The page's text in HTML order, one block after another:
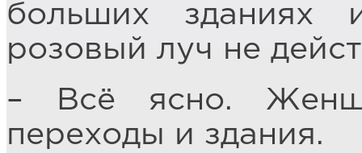
больших зданиях
розовый луч не
– Всё ясно.
переходы и здания.